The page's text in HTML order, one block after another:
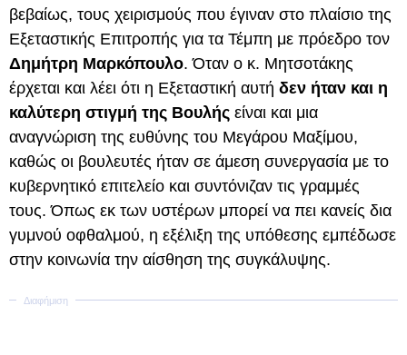
βεβαίως, τους χειρισμούς που έγιναν στο πλαίσιο της
Εξεταστικής Επιτροπής για τα Τέμπη με πρόεδρο τον
Δημήτρη Μαρκόπουλο. Όταν ο κ. Μητσοτάκης
έρχεται και λέει ότι η Εξεταστική αυτή δεν ήταν και η
καλύτερη στιγμή της Βουλής είναι και μια
αναγνώριση της ευθύνης του Μεγάρου Μαξίμου,
καθώς οι βουλευτές ήταν σε άμεση συνεργασία με το
κυβερνητικό επιτελείο και συντόνιζαν τις γραμμές
τους. Όπως εκ των υστέρων μπορεί να πει κανείς δια
γυμνού οφθαλμού, η εξέλιξη της υπόθεσης εμπέδωσε
στην κοινωνία την αίσθηση της συγκάλυψης.